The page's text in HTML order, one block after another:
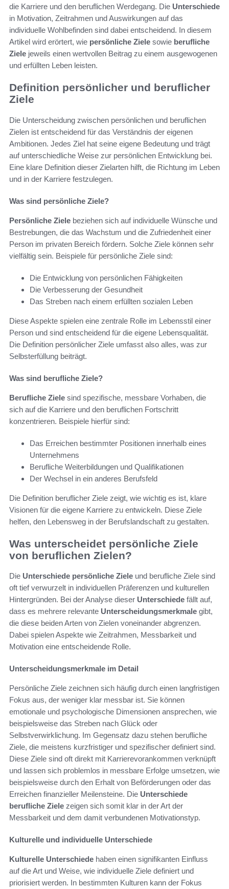
die Karriere und den beruflichen Werdegang. Die Unterschiede
in Motivation, Zeitrahmen und Auswirkungen auf das
individuelle Wohlbefinden sind dabei entscheidend. In diesem
Artikel wird erörtert, wie persönliche Ziele sowie berufliche
Ziele jeweils einen wertvollen Beitrag zu einem ausgewogenen
und erfüllten Leben leisten.
Definition persönlicher und beruflicher
Ziele
Die Unterscheidung zwischen persönlichen und beruflichen
Zielen ist entscheidend für das Verständnis der eigenen
Ambitionen. Jedes Ziel hat seine eigene Bedeutung und trägt
auf unterschiedliche Weise zur persönlichen Entwicklung bei.
Eine klare Definition dieser Zielarten hilft, die Richtung im Leben
und in der Karriere festzulegen.
Was sind persönliche Ziele?
Persönliche Ziele beziehen sich auf individuelle Wünsche und
Bestrebungen, die das Wachstum und die Zufriedenheit einer
Person im privaten Bereich fördern. Solche Ziele können sehr
vielfältig sein. Beispiele für persönliche Ziele sind:
Die Entwicklung von persönlichen Fähigkeiten
Die Verbesserung der Gesundheit
Das Streben nach einem erfüllten sozialen Leben
Diese Aspekte spielen eine zentrale Rolle im Lebensstil einer
Person und sind entscheidend für die eigene Lebensqualität.
Die Definition persönlicher Ziele umfasst also alles, was zur
Selbsterfüllung beiträgt.
Was sind berufliche Ziele?
Berufliche Ziele sind spezifische, messbare Vorhaben, die
sich auf die Karriere und den beruflichen Fortschritt
konzentrieren. Beispiele hierfür sind:
Das Erreichen bestimmter Positionen innerhalb eines
Unternehmens
Berufliche Weiterbildungen und Qualifikationen
Der Wechsel in ein anderes Berufsfeld
Die Definition beruflicher Ziele zeigt, wie wichtig es ist, klare
Visionen für die eigene Karriere zu entwickeln. Diese Ziele
helfen, den Lebensweg in der Berufslandschaft zu gestalten.
Was unterscheidet persönliche Ziele
von beruflichen Zielen?
Die Unterschiede persönliche Ziele und berufliche Ziele sind
oft tief verwurzelt in individuellen Präferenzen und kulturellen
Hintergründen. Bei der Analyse dieser Unterschiede fällt auf,
dass es mehrere relevante Unterscheidungsmerkmale gibt,
die diese beiden Arten von Zielen voneinander abgrenzen.
Dabei spielen Aspekte wie Zeitrahmen, Messbarkeit und
Motivation eine entscheidende Rolle.
Unterscheidungsmerkmale im Detail
Persönliche Ziele zeichnen sich häufig durch einen langfristigen
Fokus aus, der weniger klar messbar ist. Sie können
emotionale und psychologische Dimensionen ansprechen, wie
beispielsweise das Streben nach Glück oder
Selbstverwirklichung. Im Gegensatz dazu stehen berufliche
Ziele, die meistens kurzfristiger und spezifischer definiert sind.
Diese Ziele sind oft direkt mit Karrierevorankommen verknüpft
und lassen sich problemlos in messbare Erfolge umsetzen, wie
beispielsweise durch den Erhalt von Beförderungen oder das
Erreichen finanzieller Meilensteine. Die Unterschiede
berufliche Ziele zeigen sich somit klar in der Art der
Messbarkeit und dem damit verbundenen Motivationstyp.
Kulturelle und individuelle Unterschiede
Kulturelle Unterschiede haben einen signifikanten Einfluss
auf die Art und Weise, wie individuelle Ziele definiert und
priorisiert werden. In bestimmten Kulturen kann der Fokus